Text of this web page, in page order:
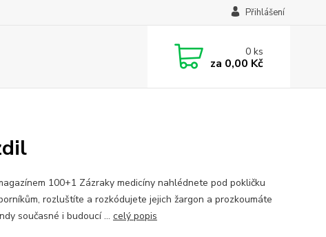
Přihlášení
0ks
za 0,00 Kč
100+1 Zázraky medicíny nahlédnete pod pokličku
rozluštíte a rozkódujete jejich žargon a prozkoumáte
současné i budoucí ... celý popis